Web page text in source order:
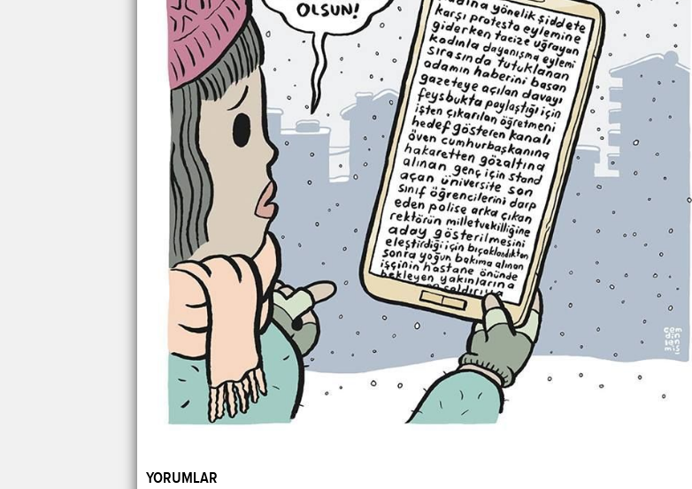
YORUMLAR